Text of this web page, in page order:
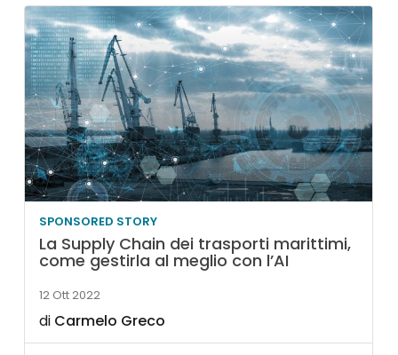
SPONSORED STORY
La Supply Chain dei trasporti marittimi,
come gestirla al meglio con l’AI
12 Ott 2022
di Carmelo Greco